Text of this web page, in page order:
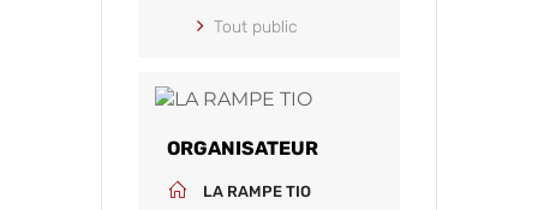
Tout public
ORGANISATEUR
LA RAMPE TIO